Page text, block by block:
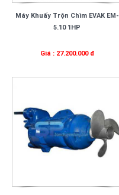
Máy Khuấy Trộn Chìm EVAK EM-
5.10 1HP
Giá : 27.200.000 đ